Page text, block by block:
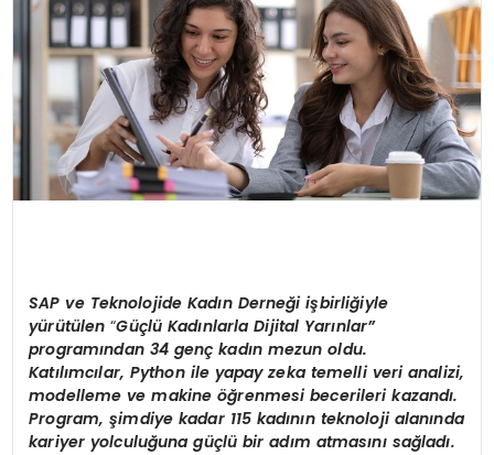
SAĞLIK
SAP ve Teknolojide Kadın Derneği işbirliğiyle
yürütülen“Güçlü Kadınlarla Dijital Yarınlar”
programından34 genç kadın mezun oldu.
Katılımcılar, Python ile yapay zeka temelli veri analizi,
modelleme ve makine öğrenmesi becerileri kazandı.
Program,şimdiye kadar 115 kadının teknoloji alanında
kariyer yolculuğuna güçlü bir adım atmasını sağladı.